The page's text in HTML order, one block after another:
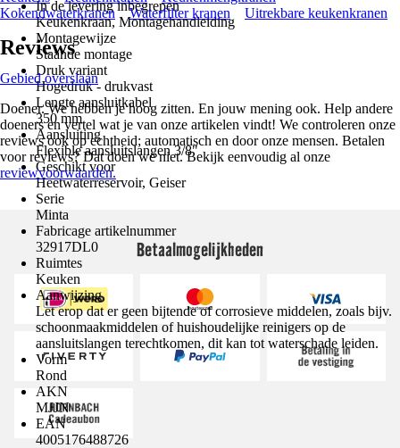
In de levering inbegrepen
Keukenkraan, Montagehandleiding
Montagewijze
Staande montage
Druk variant
Hogedruk - drukvast
Lengte aansluitkabel
350 mm
Aansluiting
Flexible aansluitslangen 3/8"
Geschikt voor
Heetwaterreservoir, Geiser
Serie
Minta
Fabricage artikelnummer
32917DL0
Ruimtes
Keuken
Aanwijzing
Let erop dat er geen bijtende of corrosieve middelen, zoals bijv.
schoonmaakmiddelen of huishoudelijke reinigers op de
aansluitslangen terechtkomen, dit kan tot waterschade leiden.
Vorm
Rond
AKN
MJJN
EAN
4005176488726
Kokendwaterkranen
Waterfilter kranen Uitrekbare keukenkranen
Reviews
Gebied overslaan
Doener. We hebben je hoog zitten. En jouw mening ook. Help andere
doeners en vertel wat je van onze artikelen vindt! We controleren onze
reviews ook op echtheid; automatisch en door onze mensen. Betalen
voor reviews? Dat doen we niet. Bekijk eenvoudig al onze
reviewvoorwaarden.
Betaalmogelijkheden